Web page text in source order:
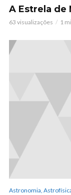
A Estrela de
63 visualizações 1
Astronomia,